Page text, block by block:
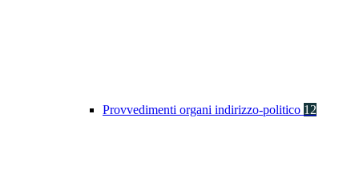
Provvedimenti organi indirizzo-politico 12